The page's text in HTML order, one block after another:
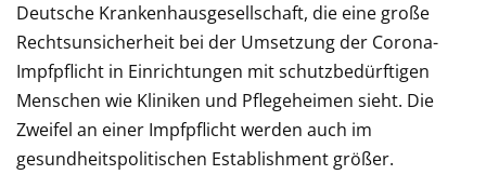
Deutsche Krankenhausgesellschaft, die eine große
Rechtsunsicherheit bei der Umsetzung der Corona-
Impfpflicht in Einrichtungen mit schutzbedürftigen
Menschen wie Kliniken und Pflegeheimen sieht. Die
Zweifel an einer Impfpflicht werden auch im
gesundheitspolitischen Establishment größer.